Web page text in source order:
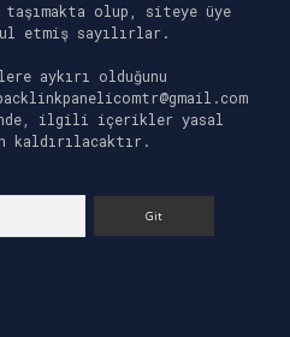
olup, siteye üye
etmiş sayılırlar.
aykırı olduğunu
ilgili içerikler yasal
kaldırılacaktır.